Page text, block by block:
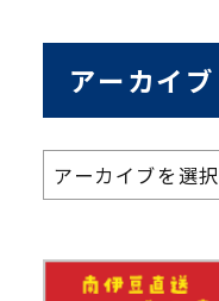
アーカイブ
アーカイブを選択